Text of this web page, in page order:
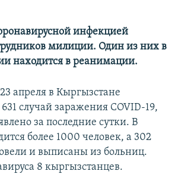
инфекцией
милиции. Один из них в
находится в реанимации.
апреля в Кыргызстане
случай заражения COVID-19,
за последние сутки. В
более 1000 человек, а 302
и выписаны из больниц.
8 кыргызстанцев.